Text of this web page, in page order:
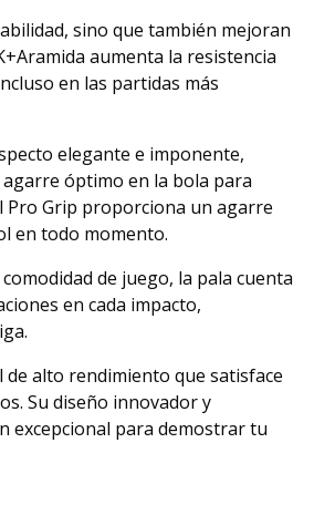
sino que también mejoran
aumenta la resistencia
en las partidas más
elegante e imponente,
óptimo en la bola para
Pro Grip proporciona un agarre
en todo momento.
de juego, la pala cuenta
en cada impacto,
de alto rendimiento que satisface
Su diseño innovador y
excepcional para demostrar tu